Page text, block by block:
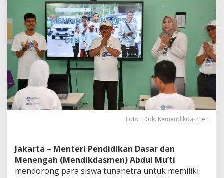
l
o
g
i
D
i
g
i
l
Foto : Dok. Kemendikdasmen
Jakarta – Menteri Pendidikan Dasar dan
Menengah (Mendikdasmen) Abdul Mu’ti
mendorong para siswa tunanetra untuk memiliki